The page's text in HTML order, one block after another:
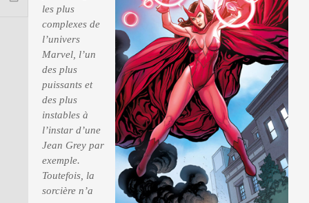
LA BRUCE TEAM : SAISON 13
PRESSE
les plus
complexes de
l’univers
Marvel, l’un
des plus
puissants et
des plus
instables à
l’instar d’une
Jean Grey par
exemple.
Toutefois, la
sorcière n’a